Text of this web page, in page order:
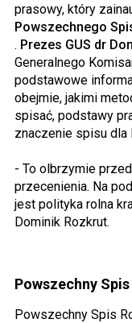
prasowy, który
Powszechnego
. Prezes GUS dr
Generalnego
podstawowe
obejmie, jakimi
spisać, podstawy
znaczenie spisu dla
- To olbrzymie
przecenienia. Na
jest polityka rolna
Dominik Rozkrut.
Powszechny
Powszechny Spis